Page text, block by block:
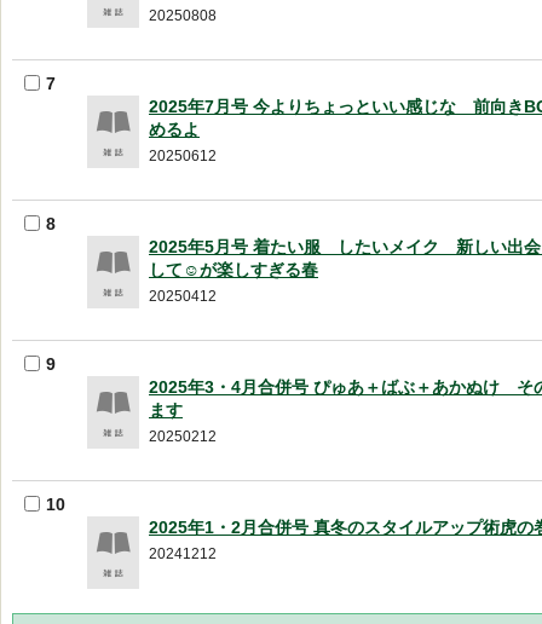
20250808
7
2025年7月号 今よりちょっといい感じな 前向き
めるよ
20250612
8
2025年5月号 着たい服 したいメイク 新しい出
して☺が楽しすぎる春
20250412
9
2025年3・4月合併号 ぴゅあ＋ばぶ＋あかぬけ そ
ます
20250212
10
2025年1・2月合併号 真冬のスタイルアップ術虎の
20241212